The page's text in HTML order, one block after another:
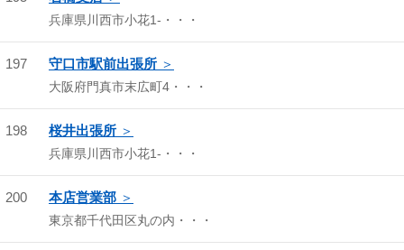
兵庫県川西市小花1-・・・
197 守口市駅前出張所
大阪府門真市末広町4・・・
198 桜井出張所
兵庫県川西市小花1-・・・
200 本店営業部
東京都千代田区丸の内・・・